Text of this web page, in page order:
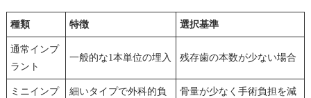
種類 特徴 選択基準
通常インプ
ラント
一般的な1本単位の埋入 残存歯の本数が少ない場合
ミニインプ
細いタイプで外科的負
骨量が少なく手術負担を減